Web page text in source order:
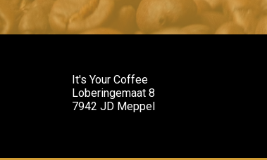
It's Your Coffee
Loberingemaat 8
7942 JD Meppel